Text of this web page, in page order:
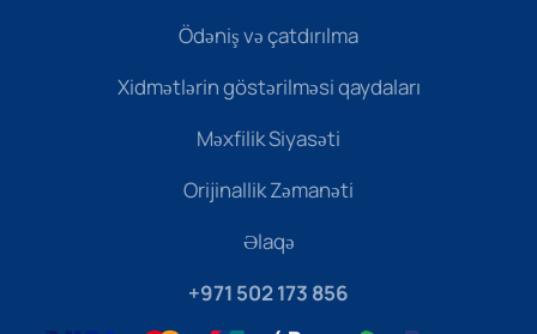
Ödəniş və çatdırılma
Xidmətlərin göstərilməsi qaydaları
Məxfilik Siyasəti
Orijinallik Zəmanəti
Əlaqə
+971 502 173 856